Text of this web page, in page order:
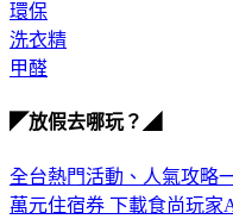
環保
洗衣精
甲醛
◤放假去哪玩？◢
全台熱門活動、人氣攻略
萬元住宿券 下載食尚玩家